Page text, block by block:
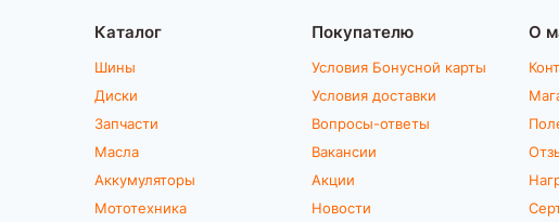
Каталог
Шины
Диски
Запчасти
Масла
Аккумуляторы
Мототехника
Покупателю
Условия Бонусной карты
Условия доставки
Вопросы-ответы
Вакансии
Акции
Новости
О